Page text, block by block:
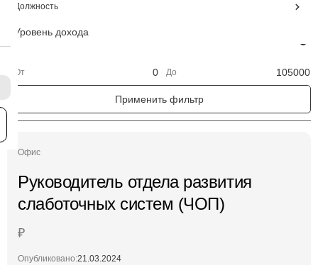
полный день
Должность
менеджер по подбору персонала
менеджер по продажам
монтажник
финансист
юрист
Уровень дохода
От До
Офис
Руководитель отдела развития
слаботочных систем (ЧОП)
₽
Опубликовано:21.03.2024